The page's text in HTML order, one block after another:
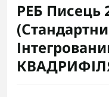
РЕБ Писець